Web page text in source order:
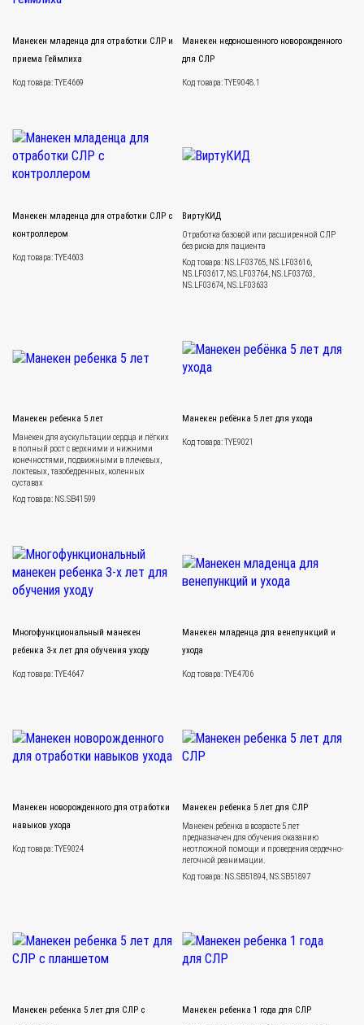
Манекен младенца для отработки СЛР и
приема Геймлиха
Код товара: TYE4669
Манекен недоношенного новорожденного
для СЛР
Код товара: TYE9048.1
Манекен младенца для отработки СЛР с
контроллером
Код товара: TYE4603
ВиртуКИД
Отработка базовой или расширенной СЛР
без риска для пациента
Код товара: NS.LF03765, NS.LF03616,
NS.LF03617, NS.LF03764, NS.LF03763,
NS.LF03674, NS.LF03633
Манекен ребенка 5 лет
Манекен для аускультации сердца и лёгких
в полный рост с верхними и нижними
конечностями, подвижными в плечевых,
локтевых, тазобедренных, коленных
суставах
Код товара: NS.SB41599
Манекен ребёнка 5 лет для ухода
Код товара: TYE9021
Многофункциональный манекен
ребенка 3-х лет для обучения уходу
Код товара: TYE4647
Манекен младенца для венепункций и
ухода
Код товара: TYE4706
Манекен новорожденного для отработки
навыков ухода
Код товара: TYE9024
Манекен ребенка 5 лет для СЛР
Манекен ребенка в возрасте 5 лет
предназначен для обучения оказанию
неотложной помощи и проведения сердечно-
легочной реанимации.
Код товара: NS.SB51894, NS.SB51897
Манекен ребенка 5 лет для СЛР с
Манекен ребенка 1 года для СЛР